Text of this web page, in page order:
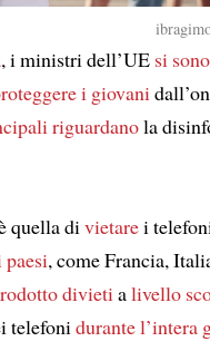
, i ministri dell’UE si
i giovani
riguardanola
quella divietarei
, come Francia,
divietialivello
telefonidurante l’intera